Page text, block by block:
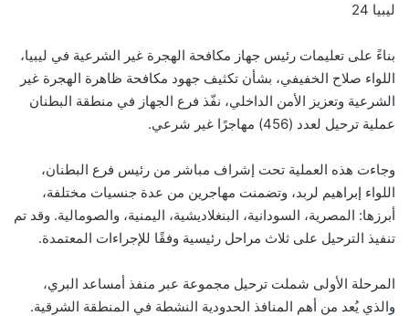
ليبيا 24
بناءً على تعليمات رئيس جهاز مكافحة الهجرة غير الشرعية في ليبيا،
اللواء صلاح الخفيفي، بشأن تكثيف جهود مكافحة ظاهرة الهجرة غير
الشرعية وتعزيز الأمن الداخلي، نفّذ فرع الجهاز في منطقة البطنان
عملية ترحيل لعدد (456) مهاجرًا غير شرعي.
وجاءت هذه العملية تحت إشراف مباشر من رئيس فرع البطنان،
اللواء إبراهيم لربد، وتضمنت مهاجرين من عدة جنسيات مختلفة،
أبرزها: المصرية، السودانية، البنغلاديشية، اليمنية، والصومالية. وقد تم
تنفيذ الترحيل على ثلاث مراحل رئيسية وفقًا للإجراءات المعتمدة.
المرحلة الأولى شملت ترحيل مجموعة عبر منفذ أمساعد البري،
والذي يُعد من أهم المنافذ الحدودية النشطة في المنطقة الشرقية.